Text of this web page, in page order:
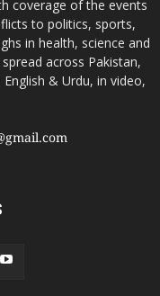
coverage of the events
to politics, sports,
in health, science and
across Pakistan,
& Urdu, in video,